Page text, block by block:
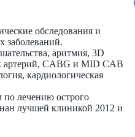
обследования и
заболеваний.
аритмия, 3D
артерий, CABG и MID CAB
кардиологическая
лечению острого
лучшей клиникой 2012 и